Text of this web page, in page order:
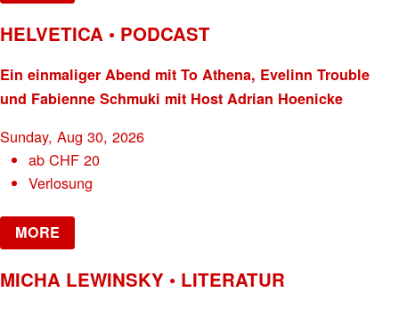
HELVETICA • PODCAST
Ein einmaliger Abend mit To Athena, Evelinn Trouble
und Fabienne Schmuki mit Host Adrian Hoenicke
Sunday, Aug 30, 2026
abCHF 20
Verlosung
MORE
MICHA LEWINSKY • LITERATUR